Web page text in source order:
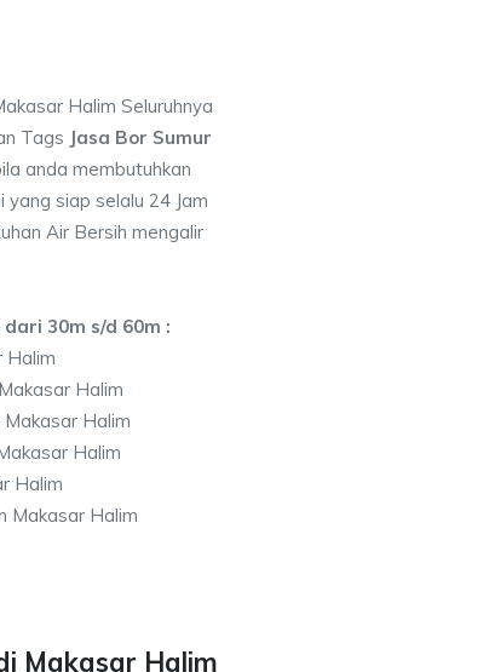
Halim Seluruhnya
Tags Jasa Bor Sumur
anda membutuhkan
yang siap selalu 24 Jam
Air Bersih mengalir
30m s/d 60m :
Halim
Halim
Halim
Halim
Halim
Makasar Halim
Makasar Halim